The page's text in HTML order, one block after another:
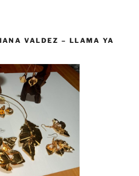
VALDEZ – LLAMA YA